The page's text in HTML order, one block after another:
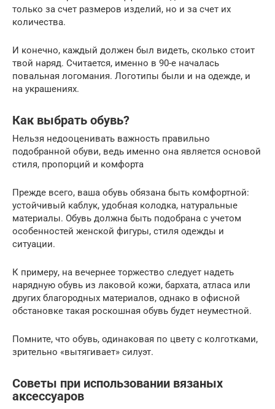
только за счет размеров изделий, но и за счет их
количества.
И конечно, каждый должен был видеть, сколько стоит
твой наряд. Считается, именно в 90-е началась
повальная логомания. Логотипы были и на одежде, и
на украшениях.
Как выбрать обувь?
Нельзя недооценивать важность правильно
подобранной обуви, ведь именно она является основой
стиля, пропорций и комфорта
Прежде всего, ваша обувь обязана быть комфортной:
устойчивый каблук, удобная колодка, натуральные
материалы. Обувь должна быть подобрана с учетом
особенностей женской фигуры, стиля одежды и
ситуации.
К примеру, на вечернее торжество следует надеть
нарядную обувь из лаковой кожи, бархата, атласа или
других благородных материалов, однако в офисной
обстановке такая роскошная обувь будет неуместной.
Помните, что обувь, одинаковая по цвету с колготками,
зрительно «вытягивает» силуэт.
Советы при использовании вязаных
аксессуаров